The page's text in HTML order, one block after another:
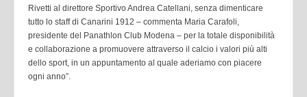
Rivetti al direttore Sportivo Andrea Catellani, senza dimenticare
tutto lo staff di Canarini 1912 – commenta Maria Carafoli,
presidente del Panathlon Club Modena – per la totale disponibilità
e collaborazione a promuovere attraverso il calcio i valori più alti
dello sport, in un appuntamento al quale aderiamo con piacere
ogni anno”.